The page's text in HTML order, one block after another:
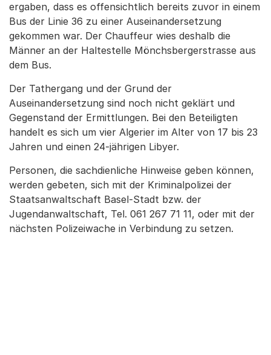
ergaben, dass es offensichtlich bereits zuvor in einem
Bus der Linie 36 zu einer Auseinandersetzung
gekommen war. Der Chauffeur wies deshalb die
Männer an der Haltestelle Mönchsbergerstrasse aus
dem Bus.
Der Tathergang und der Grund der
Auseinandersetzung sind noch nicht geklärt und
Gegenstand der Ermittlungen. Bei den Beteiligten
handelt es sich um vier Algerier im Alter von 17 bis 23
Jahren und einen 24-jährigen Libyer.
Personen, die sachdienliche Hinweise geben können,
werden gebeten, sich mit der Kriminalpolizei der
Staatsanwaltschaft Basel-Stadt bzw. der
Jugendanwaltschaft, Tel. 061 267 71 11, oder mit der
nächsten Polizeiwache in Verbindung zu setzen.